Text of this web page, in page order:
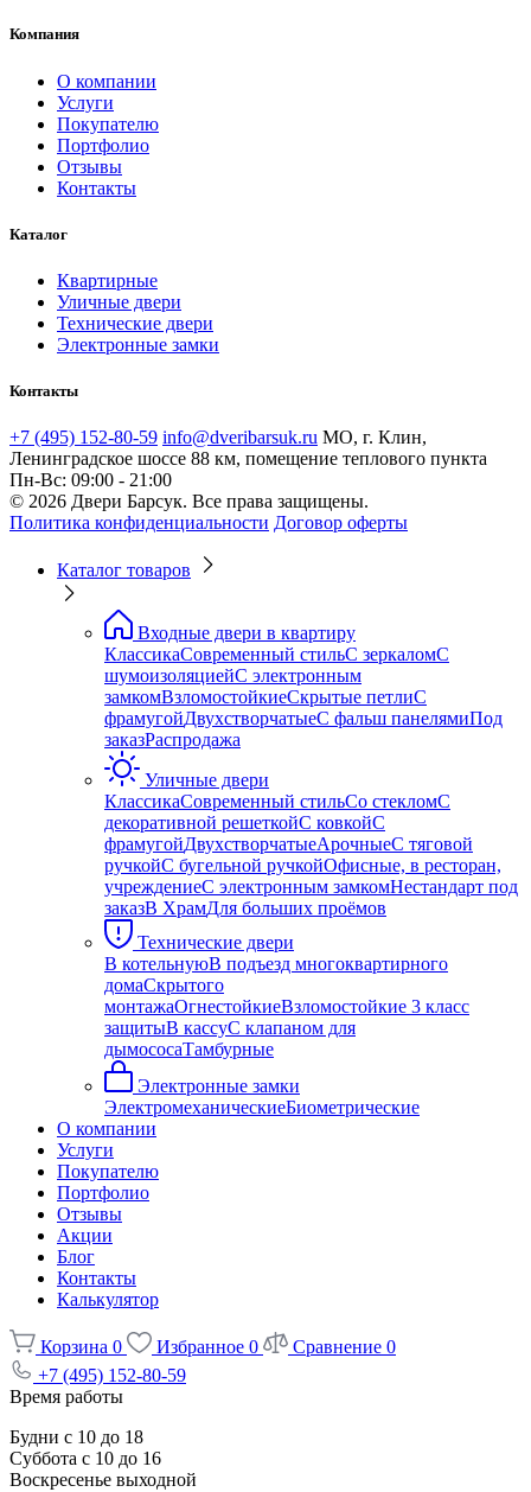
Компания
О компании
Услуги
Покупателю
Портфолио
Отзывы
Контакты
Каталог
Квартирные
Уличные двери
Технические двери
Электронные замки
Контакты
+7 (495) 152-80-59 info@dveribarsuk.ru МО, г. Клин,
Ленинградское шоссе 88 км, помещение теплового пункта
Пн-Вс: 09:00 - 21:00
© 2026 Двери Барсук. Все права защищены.
Политика конфиденциальности Договор оферты
Каталог товаров
Входные двери в квартиру
КлассикаСовременный стильС зеркаломС
шумоизоляциейС электронным
замкомВзломостойкиеСкрытые петлиС
фрамугойДвухстворчатыеС фальш панелямиПод
заказРаспродажа
Уличные двери
КлассикаСовременный стильСо стекломС
декоративной решеткойС ковкойС
фрамугойДвухстворчатыеАрочныеС тяговой
ручкойС бугельной ручкойОфисные, в ресторан,
учреждениеС электронным замкомНестандарт под
заказВ ХрамДля больших проёмов
Технические двери
В котельнуюВ подъезд многоквартирного
домаСкрытого
монтажаОгнестойкиеВзломостойкие 3 класс
защитыВ кассуС клапаном для
дымососаТамбурные
Электронные замки
ЭлектромеханическиеБиометрические
О компании
Услуги
Покупателю
Портфолио
Отзывы
Акции
Блог
Контакты
Калькулятор
Корзина 0 Избранное 0 Сравнение 0
+7 (495) 152-80-59
Время работы
Будни с 10 до 18
Суббота с 10 до 16
Воскресенье выходной